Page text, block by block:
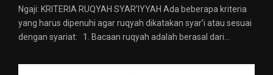
Ngaji: KRITERIA RUQYAH SYAR’IYYAH Ada beberapa kriteria
yang harus dipenuhi agar ruqyah dikatakan syar’i atau sesuai
dengan syariat: 1. Bacaan ruqyah adalah berasal dari...